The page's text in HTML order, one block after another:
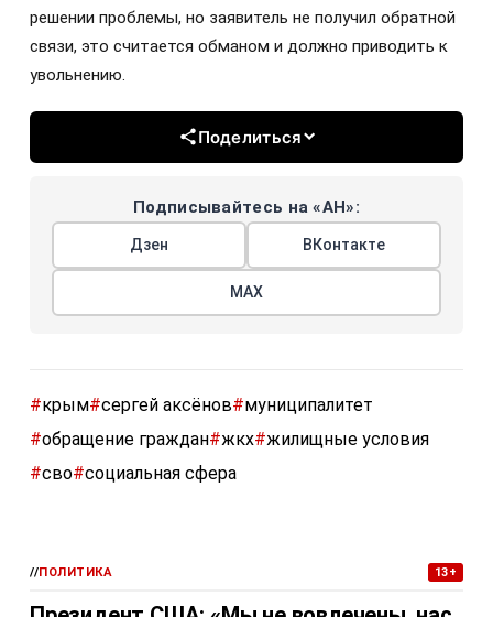
решении проблемы, но заявитель не получил обратной
связи, это считается обманом и должно приводить к
увольнению.
Поделиться
Подписывайтесь на «АН»:
Дзен ВКонтакте
МАХ
#крым#сергей аксёнов#муниципалитет
#обращение граждан#жкх#жилищные условия
#сво#социальная сфера
//ПОЛИТИКА 13+